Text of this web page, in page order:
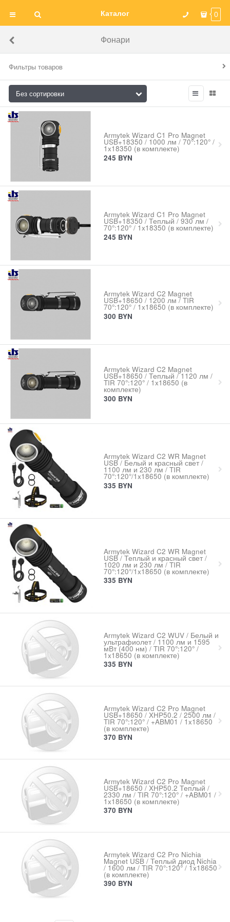
Каталог 0
Фонари
Фильтры товаров
Armytek Wizard C1 Pro Magnet
USB+18350 / 1000 лм / 70°:120° /
1x18350 (в комплекте)
245 BYN
Armytek Wizard C1 Pro Magnet
USB+18350 / Теплый / 930 лм /
70°:120° / 1x18350 (в комплекте)
245 BYN
Armytek Wizard C2 Magnet
USB+18650 / 1200 лм / TIR
70°:120° / 1x18650 (в комплекте)
300 BYN
Armytek Wizard C2 Magnet
USB+18650 / Теплый / 1120 лм /
TIR 70°:120° / 1x18650 (в
комплекте)
300 BYN
Armytek Wizard C2 WR Magnet
USB / Белый и красный свет /
1100 лм и 230 лм / TIR
70°:120°/1x18650 (в комплекте)
335 BYN
Armytek Wizard C2 WR Magnet
USB / Теплый и красный свет /
1020 лм и 230 лм / TIR
70°:120°/1x18650 (в комплекте)
335 BYN
Armytek Wizard C2 WUV / Белый и
ультрафиолет / 1100 лм и 1595
мВт (400 нм) / TIR 70°:120° /
1x18650 (в комплекте)
335 BYN
Armytek Wizard C2 Pro Magnet
USB+18650 / XHP50.2 / 2500 лм /
TIR 70°:120° / +ABM01 / 1x18650
(в комплекте)
370 BYN
Armytek Wizard C2 Pro Magnet
USB+18650 / XHP50.2 Теплый /
2330 лм / TIR 70°:120° / +ABM01 /
1x18650 (в комплекте)
370 BYN
Armytek Wizard C2 Pro Nichia
Magnet USB / Теплый диод Nichia
/ 1600 лм / TIR 70°:120° / 1x18650
(в комплекте)
390 BYN